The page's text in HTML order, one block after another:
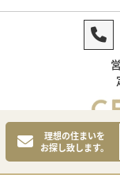
理想の住まいを
お探し致します。
©